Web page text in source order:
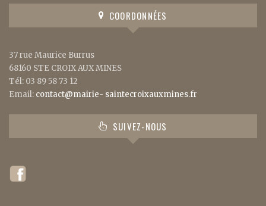
COORDONNÉES
37 rue Maurice Burrus
68160 STE CROIX AUX MINES
Tél: 03 89 58 73 12
Email: contact@mairie- saintecroixauxmines.fr
SUIVEZ-NOUS